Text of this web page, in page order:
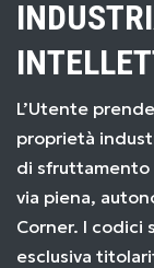
L’Utente
proprietà
di sfruttamento
via piena,
Corner. I codici
esclusiva